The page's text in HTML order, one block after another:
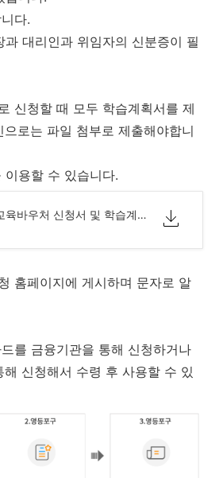
다.
대리인과 위임자의 신분증이 필
신청할 때 모두 학습계획서를 제
로는 파일 첨부로 제출해야합니
용할 수 있습니다.
영등포 평생교육바우처 신청서 및 학습계획서（2023）.hwp
홈페이지에 게시하며 문자로 알
를 금융기관을 통해 신청하거나
신청해서 수령 후 사용할 수 있